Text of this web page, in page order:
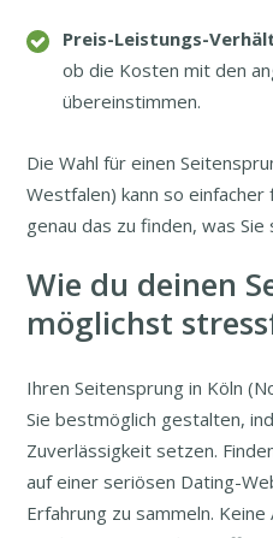
Preis-Leistungs-
ob die Kosten mit den
übereinstimmen.
Die Wahl für einen
Westfalen) kann so einfacher
genau das zu finden, was Sie
Wie du deinen
möglichst
Ihren Seitensprung in Köln
Sie bestmöglich gestalten,
Zuverlässigkeit setzen.
auf einer seriösen Dating-
Erfahrung zu sammeln.